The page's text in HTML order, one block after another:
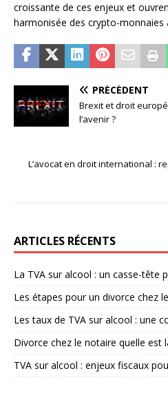
croissante de ces enjeux et
harmonisée des crypto-monnaies
PRÉCÉDENT
Brexit et droit
l’avenir ?
L’avocat en droit international :
ARTICLES RÉCENTS
La TVA sur alcool : un casse-tête
Les étapes pour un divorce chez
Les taux de TVA sur alcool : une
Divorce chez le notaire quelle est
TVA sur alcool : enjeux fiscaux